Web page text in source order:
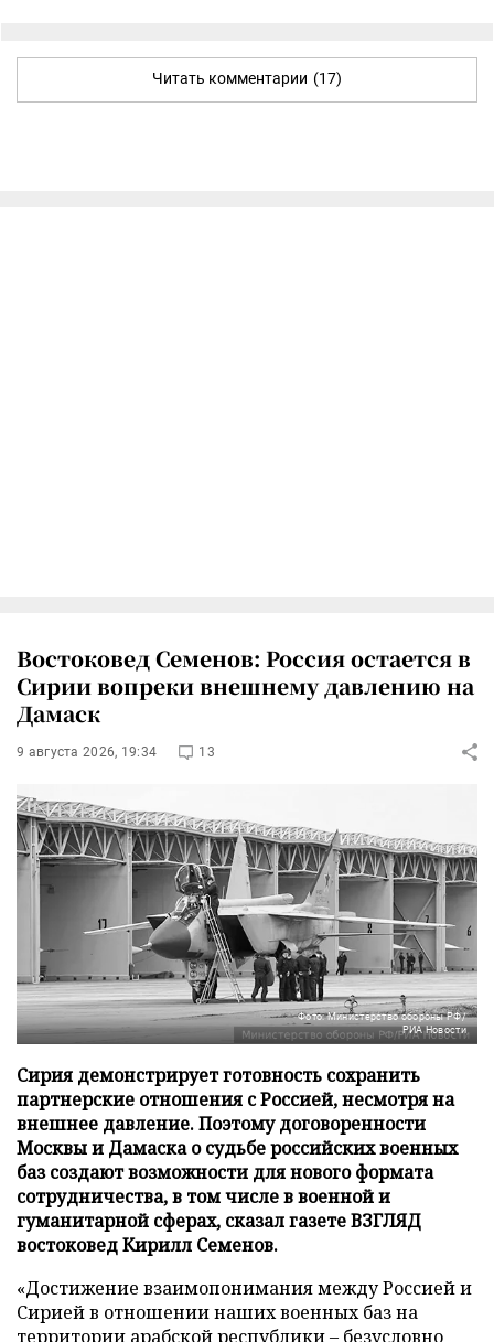
Читать комментарии (17)
Востоковед Семенов: Россия остается в
Сирии вопреки внешнему давлению на
Дамаск
9 августа 2026, 19:34 13
Фото: Министерство обороны РФ/
РИА Новости
Сирия демонстрирует готовность сохранить
партнерские отношения с Россией, несмотря на
внешнее давление. Поэтому договоренности
Москвы и Дамаска о судьбе российских военных
баз создают возможности для нового формата
сотрудничества, в том числе в военной и
гуманитарной сферах, сказал газете ВЗГЛЯД
востоковед Кирилл Семенов.
«Достижение взаимопонимания между Россией и
Сирией в отношении наших военных баз на
территории арабской республики – безусловно